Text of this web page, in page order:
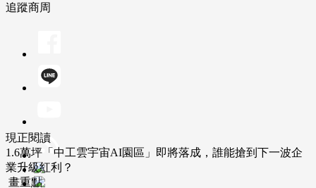
追蹤商周
現正閱讀
1.6萬坪「中工雲宇宙AI園區」即將落成，誰能搶到下一波企
業升級紅利？
畫重點